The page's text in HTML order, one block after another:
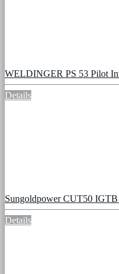
WELDINGER PS 53 Pilot
Details
Sungoldpower CUT50
Details